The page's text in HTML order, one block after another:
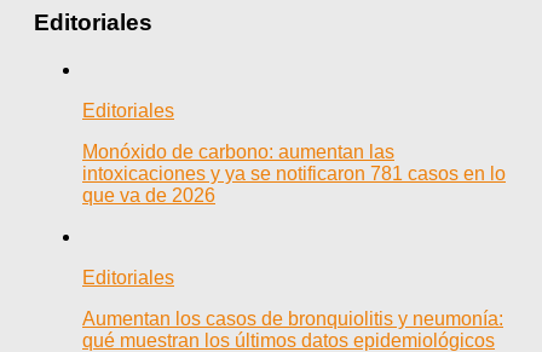
Editoriales
Editoriales
Monóxido de carbono: aumentan las
intoxicaciones y ya se notificaron 781 casos en lo
que va de 2026
Editoriales
Aumentan los casos de bronquiolitis y neumonía:
qué muestran los últimos datos epidemiológicos